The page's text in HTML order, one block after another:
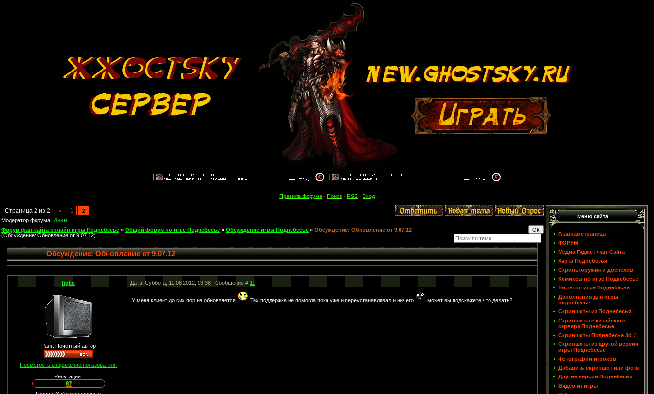
Правила форума · Поиск · RSS · Вход
Страница 2 из 2 « 1
2
Модератор форума: Иван
Форум фан-сайта онлайн игры Поднебесье » Общий форум по игре Поднебесье » Обсуждение игры Поднебесье » Обсуждение: Обновление от 9.07.12
(Обсуждение: Обновление от 9.07.12)
Обсуждение: Обновление от 9.07.12
figlio Дата: Суббота, 11.08.2012, 09:38 | Сообщение #11
Ранг: Почетный автор
Посмотреть снаряжение пользователя
Репутация:
87
У меня клиент до сих пор не обновляется Тех поддержка не помогла пока уже и переустанавливал и ничего может вы подскажете что делать?
Меню сайта
Главная страница
ФОРУМ
Медиа Гаджет Фан-Сайта
Карта Поднебесья
Скрины оружия и доспехов
Комиксы по игре Поднебесье
Тесты по игре Поднебесье
Дополнения для игры
поднебесье
Скриншоты из Поднебесья
Скриншоты с китайского
сервера Поднебесье
Скриншоты Поднебесье 3d :)
Скриншоты из другой версии
игры Поднебесье
Фотографии игроков
Добавить скриншот или фото
Другие версии Поднебесья
Видео из игры